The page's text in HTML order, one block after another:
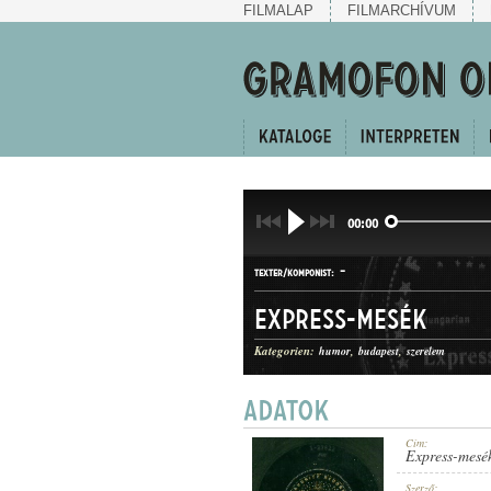
FILMALAP FILMARCHÍVUM
00:00
TEXTER/KOMPONIST: -
GATTUNG: HUMOROS MAGÁNSZÁM
Express-mesék
Kategorien: humor budapest szerelem
Cím:
Express-
Szerző: